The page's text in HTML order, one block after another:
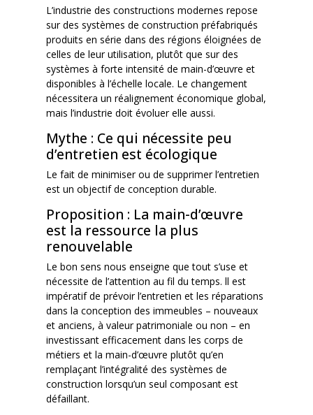
L’industrie des constructions modernes repose
sur des systèmes de construction préfabriqués
produits en série dans des régions éloignées de
celles de leur utilisation, plutôt que sur des
systèmes à forte intensité de main-d’œuvre et
disponibles à l’échelle locale. Le changement
nécessitera un réalignement économique global,
mais l’industrie doit évoluer elle aussi.
Mythe : Ce qui nécessite peu
d’entretien est écologique
Le fait de minimiser ou de supprimer l’entretien
est un objectif de conception durable.
Proposition : La main-d’œuvre
est la ressource la plus
renouvelable
Le bon sens nous enseigne que tout s’use et
nécessite de l’attention au fil du temps. ll est
impératif de prévoir l’entretien et les réparations
dans la conception des immeubles – nouveaux
et anciens, à valeur patrimoniale ou non – en
investissant efficacement dans les corps de
métiers et la main-d’œuvre plutôt qu’en
remplaçant l’intégralité des systèmes de
construction lorsqu’un seul composant est
défaillant.